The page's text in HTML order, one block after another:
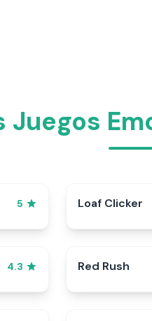
5 Loaf Clicker
4.3 Red Rush